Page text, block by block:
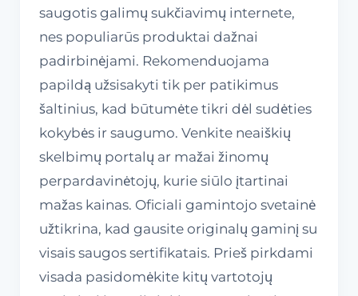
saugotis galimų sukčiavimų internete,
nes populiarūs produktai dažnai
padirbinėjami. Rekomenduojama
papildą užsisakyti tik per patikimus
šaltinius, kad būtumėte tikri dėl sudėties
kokybės ir saugumo. Venkite neaiškių
skelbimų portalų ar mažai žinomų
perpardavinėtojų, kurie siūlo įtartinai
mažas kainas. Oficiali gamintojo svetainė
užtikrina, kad gausite originalų gaminį su
visais saugos sertifikatais. Prieš pirkdami
visada pasidomėkite kitų vartotojų